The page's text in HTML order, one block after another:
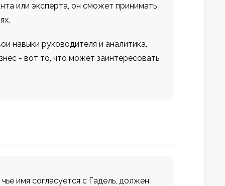
или эксперта, он сможет принимать
навыки руководителя и аналитика.
- вот то, что может заинтересовать
имя согласуется с Гадель, должен